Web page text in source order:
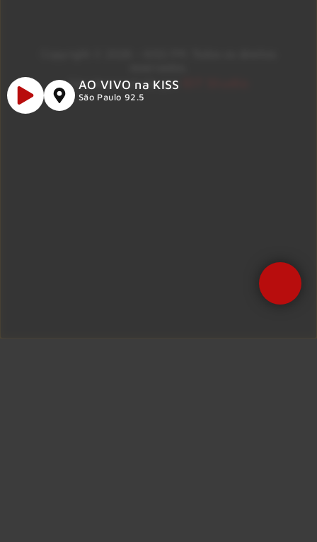
Site desenvolvido por
AO VIVO na KISS
São Paulo 92.5